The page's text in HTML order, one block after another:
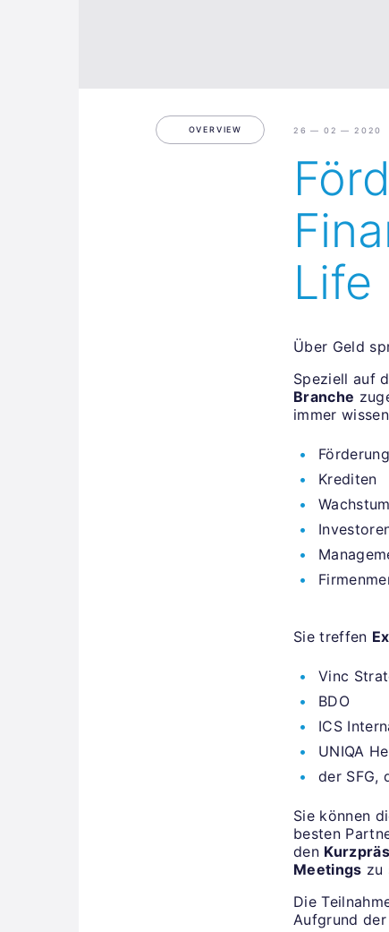
OVERVIEW 26 — 02 — 2020
Life
Über Geld
Speziell auf
Branche
immer
Krediten
Sie treffen
Vinc
BDO
ICS
UNIQA
der SFG,
Sie können
besten
den
Meetings zu
Die
Aufgrund